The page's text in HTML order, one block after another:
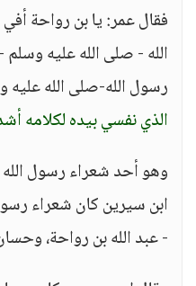
فقال عمر: يا بن رواحة
الله - صلى الله عليه
رسول الله-صلى الله
الذي نفسي بيده لكلامه
وهو أحد شعراء رسول
ابن سيرين كان شعراء
- عبد الله بن رواحة،